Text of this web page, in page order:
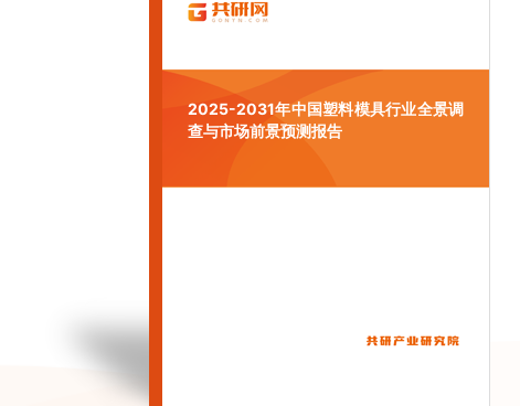
2025-2031年中国塑料模具行业全景调
查与市场前景预测报告